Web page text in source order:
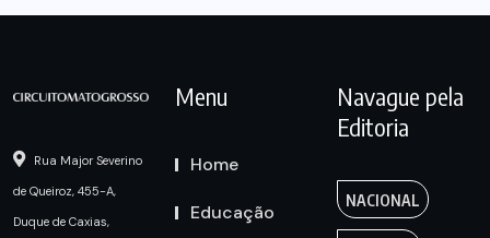
Rua Major Severino
de Queiroz, 455-A,
Duque de Caxias,
Menu
Home
Educação
Navague pela
Editoria
NACIONAL